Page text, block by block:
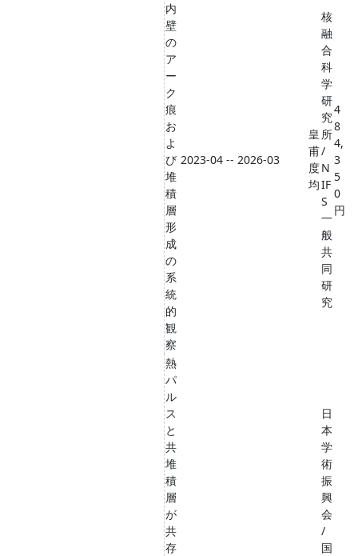
内
壁
の
ア
ー
ク
痕
お
よ
び
堆
積
層
形
成
の
系
統
的
観
察
2023-04 -- 2026-03
皇
甫
度
均
核
融
合
科
学
研
究
所
/
N
IF
S
一
般
共
同
研
究
4
8
4,
3
5
0
円
熱
パ
ル
ス
と
共
堆
積
層
が
共
存
日
本
学
術
振
興
会
/
国